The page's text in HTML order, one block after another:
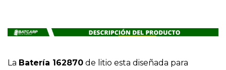
La Batería 162870 de litio esta diseñada para